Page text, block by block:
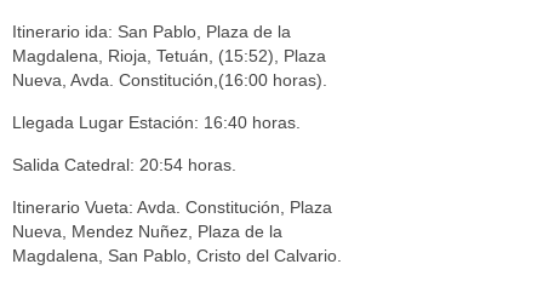
Itinerario ida: San Pablo, Plaza de la
Magdalena, Rioja, Tetuán, (15:52), Plaza
Nueva, Avda. Constitución,(16:00 horas).
Llegada Lugar Estación: 16:40 horas.
Salida Catedral: 20:54 horas.
Itinerario Vueta: Avda. Constitución, Plaza
Nueva, Mendez Nuñez, Plaza de la
Magdalena, San Pablo, Cristo del Calvario.